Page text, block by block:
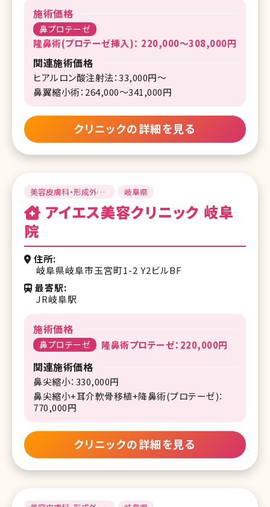
施術価格
鼻プロテーゼ
隆鼻術(プロテーゼ挿入)： 220,000～308,000円
関連施術価格
ヒアルロン酸注射法：33,000円～
鼻翼縮小術：264,000～341,000円
クリニックの詳細を見る
美容皮膚科・形成外
科・美容外科
岐阜県
アイエス美容クリニック 岐阜
院
住所
岐阜県岐阜市玉宮町1-2 Y2ビルBF
最寄駅
JR岐阜駅
施術価格
鼻プロテーゼ 隆鼻術プロテーゼ：220,000円
関連施術価格
鼻尖縮小：330,000円
鼻尖縮小+耳介軟骨移植+降鼻術(プロテーゼ)：
770,000円
クリニックの詳細を見る